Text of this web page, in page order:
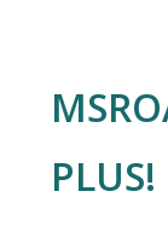
PLUS!